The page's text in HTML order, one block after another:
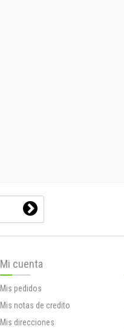
Mi cuenta
Mis pedidos
Mis notas de credito
Mis direcciones